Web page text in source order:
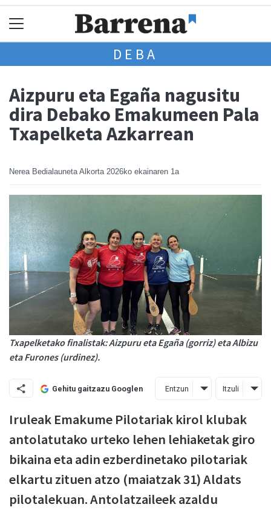
DEBA
Aizpuru eta Egaña nagusitu
dira Debako Emakumeen Pala
Txapelketa Azkarrean
Nerea Bedialauneta Alkorta 2026ko ekainaren 1a
Txapelketako finalistak: Aizpuru eta Egaña (gorriz) eta Albizu
eta Furones (urdinez).
Gehitu gaitzazu Googlen Entzun Itzuli
Iruleak Emakume Pilotariak kirol klubak
antolatutako urteko lehen lehiaketak giro
bikaina eta adin ezberdinetako pilotariak
elkartu zituen atzo (maiatzak 31) Aldats
pilotalekuan. Antolatzaileek azaldu